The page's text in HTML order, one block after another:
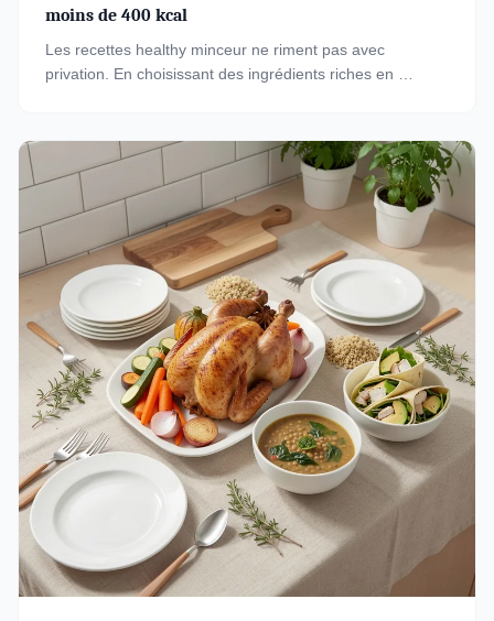
moins de 400 kcal
Les recettes healthy minceur ne riment pas avec
privation. En choisissant des ingrédients riches en …